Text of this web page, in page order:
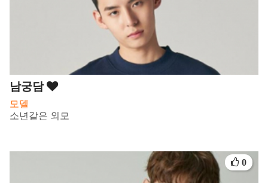
남궁담
모델
소년같은 외모
0